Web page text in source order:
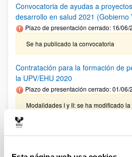
Convocatoria de ayudas a
desarrollo en salud 2021 (Gobierno
Plazo de presentación cerrado: 16/
Se ha publicado la convocatoria
Contratación para la formación de
la UPV/EHU 2020
Plazo de presentación cerrado: 01/
Modalidades I y II: se ha modificado